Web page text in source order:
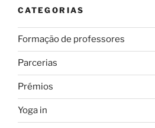
CATEGORIAS
Formação de professores
Parcerias
Prémios
Yoga in